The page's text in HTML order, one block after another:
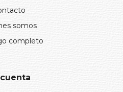
somos
completo